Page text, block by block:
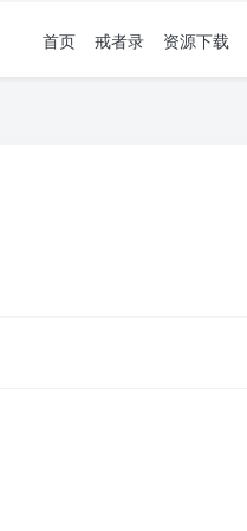
首页 戒者录 资源下载